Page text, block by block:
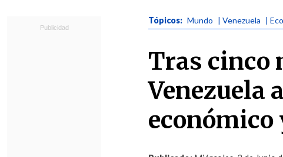
Tópicos: Mundo | Venezuela |
Tras cinco
Venezuela